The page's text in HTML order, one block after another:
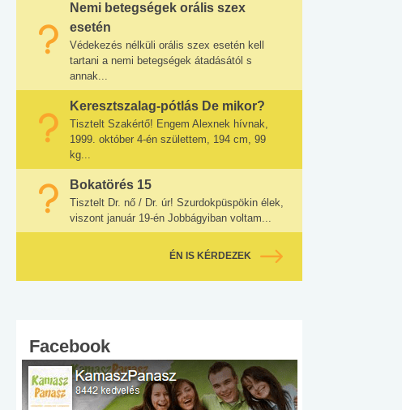
Nemi betegségek orális szex
esetén
Védekezés nélküli orális szex esetén kell
tartani a nemi betegségek átadásától s
annak...
Keresztszalag-pótlás De mikor?
Tisztelt Szakértő! Engem Alexnek hívnak,
1999. október 4-én születtem, 194 cm, 99
kg...
Bokatörés 15
Tisztelt Dr. nő / Dr. úr! Szurdokpüspökin élek,
viszont január 19-én Jobbágyiban voltam...
ÉN IS KÉRDEZEK
Facebook